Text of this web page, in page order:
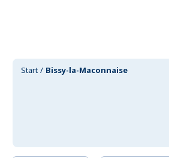
Start Bissy-la-Maconnaise